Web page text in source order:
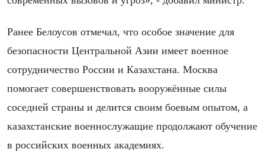
Ранее Белоусов отмечал, что особое значение для
безопасности Центральной Азии имеет военное
сотрудничество России и Казахстана. Москва
помогает совершенствовать вооружённые силы
соседней страны и делится своим боевым опытом, а
казахстанские военнослужащие продолжают обучение
в российских военных академиях.